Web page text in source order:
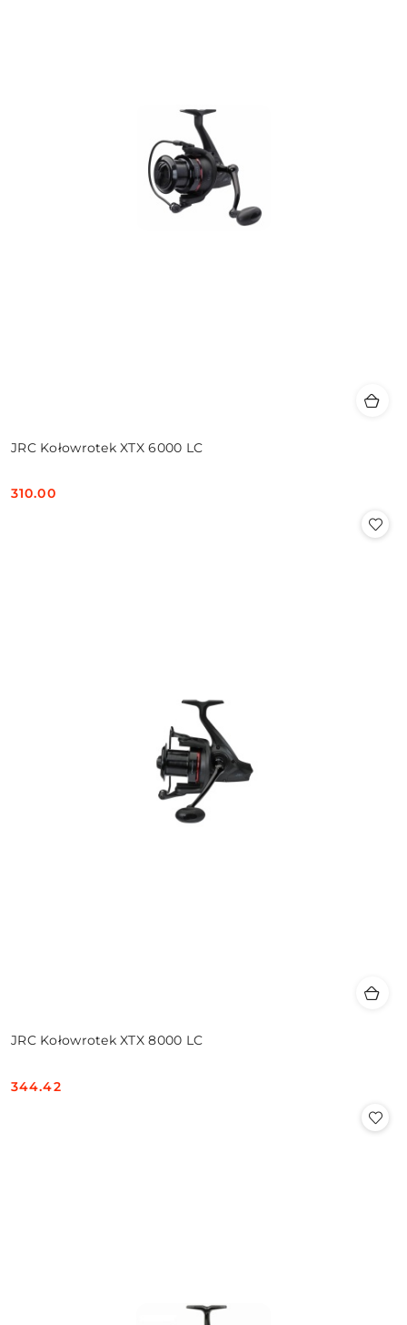
JRC Kołowrotek XTX 6000 LC
Cena:
310.00
JRC Kołowrotek XTX 8000 LC
Cena:
344.42